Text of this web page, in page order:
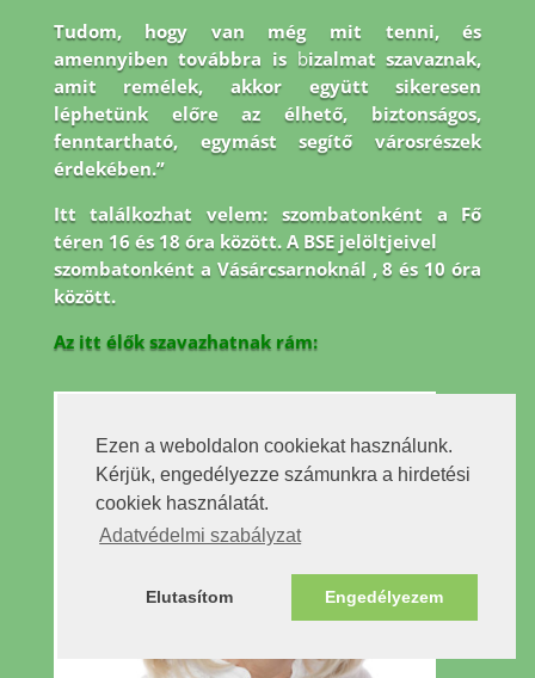
Ezen a weboldalon cookiekat használunk.
Kérjük, engedélyezze számunkra a hirdetési
cookiek használatát.
Adatvédelmi szabályzat
Elutasítom Engedélyezem
Tudom, hogy van még mit tenni, és
amennyiben továbbra is bizalmat szavaznak,
amit remélek, akkor együttsikeresen
léphetünk előre az élhető, biztonságos,
fenntartható, egymást segítő városrészek
érdekében.”
Itt találkozhat velem: szombatonként a Fő
téren 16 és 18 óra között. A BSE jelöltjeivel
szombatonként a Vásárcsarnoknál , 8 és 10 óra
között.
Az itt élők szavazhatnak rám: